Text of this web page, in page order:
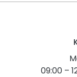
09:00 –